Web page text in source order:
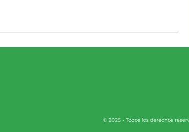
© 2025 - Todos los derechos